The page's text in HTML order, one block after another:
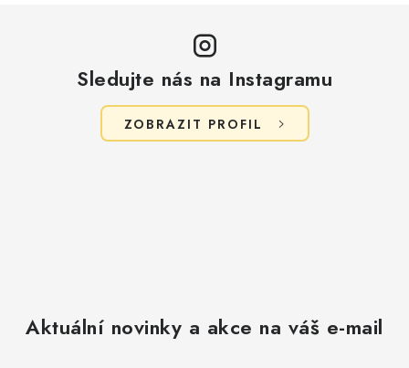
Sledujte nás na Instagramu
ZOBRAZIT PROFIL
Aktuální novinky a akce na váš e-mail